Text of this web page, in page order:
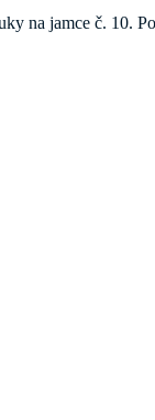
na jamce č. 10.